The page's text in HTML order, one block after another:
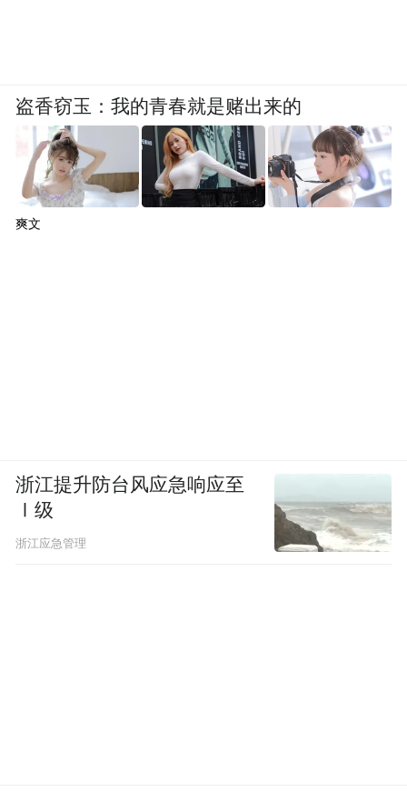
盗香窃玉：我的青春就是赌出来的
爽文
浙江提升防台风应急响应至
Ⅰ级
浙江应急管理